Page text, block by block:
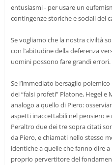
entusiasmi - per usare un
contingenze storiche e sociali del
Se vogliamo che la nostra civiltà
con l’abitudine della deferenza
uomini possono fare grandi errori.
Se l’immediato bersaglio
dei “falsi profeti” Platone, Hegel e
analogo a quello di Piero:
aspetti inaccettabili nel pensiero e
Peraltro due dei tre sopra citati
da Piero, e chiamati nello stesso
identiche a quelle che fanno dire
proprio pervertitore del